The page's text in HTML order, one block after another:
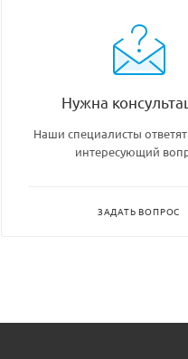
Нужна
Наши специалисты
интересующий
ЗАДАТЬ ВОПРОС